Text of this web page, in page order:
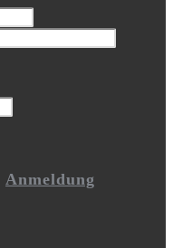
Anmeldung